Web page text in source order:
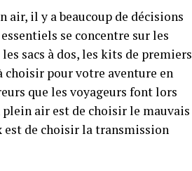
il y a beaucoup de décisions
se concentre sur les
sacs à dos, les kits de premiers
choisir pour votre aventure en
que les voyageurs font lors
air est de choisir le mauvais
est de choisir la transmission